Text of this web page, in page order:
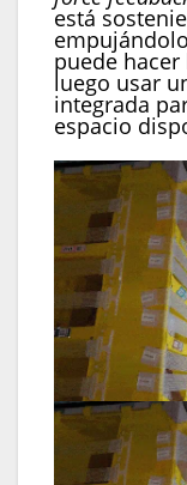
está
puede
luego usar
integrada
espacio